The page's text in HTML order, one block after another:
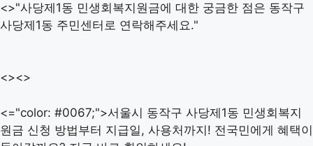
<>"사당제1동 민생회복지원금에 대한 궁금한 점은 동작구
사당제1동 주민센터로 연락해주세요."
<><>
<="color: #0067;">서울시 동작구 사당제1동 민생회복지
원금 신청 방법부터 지급일, 사용처까지! 전국민에게 혜택이